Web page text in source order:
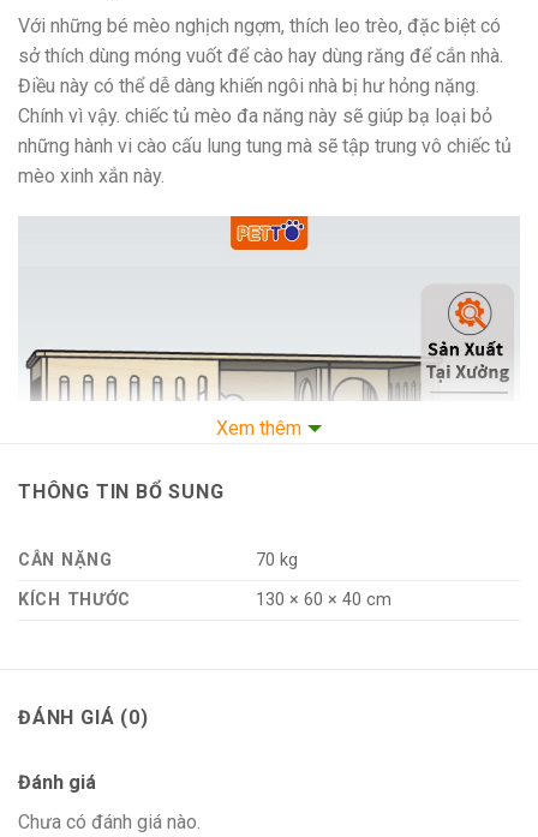
Với những bé mèo nghịch ngợm, thích leo trèo, đặc biệt có
sở thích dùng móng vuốt để cào hay dùng răng để cắn nhà.
Điều này có thể dễ dàng khiến ngôi nhà bị hư hỏng nặng.
Chính vì vậy. chiếc tủ mèo đa năng này sẽ giúp bạ loại bỏ
những hành vi cào cấu lung tung mà sẽ tập trung vô chiếc tủ
mèo xinh xắn này.
Xem thêm
THÔNG TIN BỔ SUNG
CÂN NẶNG
70 kg
KÍCH THƯỚC
130 × 60 × 40 cm
ĐÁNH GIÁ (0)
Đánh giá
Chưa có đánh giá nào.